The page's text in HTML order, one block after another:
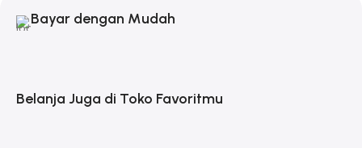
Bayar dengan Mudah
Belanja Juga di Toko Favoritmu